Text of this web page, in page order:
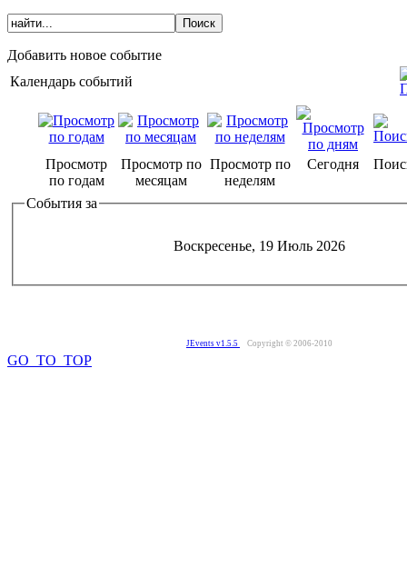
Добавить новое событие
Календарь событий
Просмотр
по годам
Просмотр по
месяцам
Просмотр по
неделям
Сегодня
События за
Воскресенье, 19 Июль 2026
JEvents v1.5.5 Copyright © 2006-2010
GO_TO_TOP